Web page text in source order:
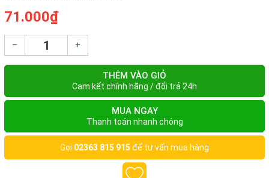
71.000₫
– +
THÊM VÀO GIỎ
Cam kết chính hãng / đổi trả 24h
MUA NGAY
Thanh toán nhanh chóng
Gọi 02363 815 915 để tư vấn mua hàng